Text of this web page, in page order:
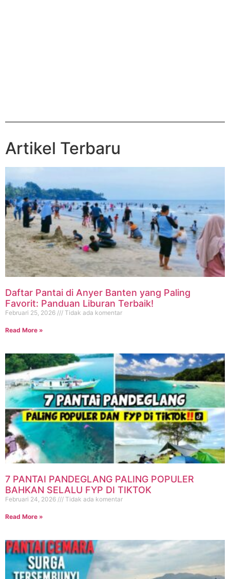
Artikel Terbaru
Daftar Pantai di Anyer Banten yang Paling
Favorit: Panduan Liburan Terbaik!
Februari 25, 2026 Tidak ada komentar
Read More »
7 PANTAI PANDEGLANG PALING POPULER
BAHKAN SELALU FYP DI TIKTOK
Februari 24, 2026 Tidak ada komentar
Read More »